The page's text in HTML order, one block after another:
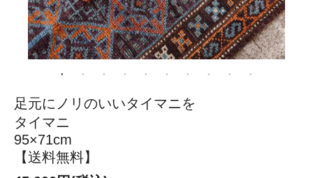
足元にノリのいいタイマニを
タイマニ
95×71cm
【送料無料】